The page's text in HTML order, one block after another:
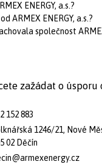
ENERGY, a.s.?
ARMEX ENERGY, a.s.?
společnost
zažádat o úsporu
152 883
1246/21, Nové
02 Děčín